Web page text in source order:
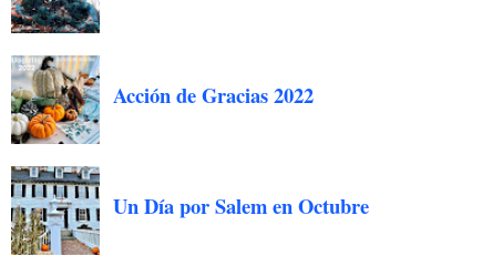
Acción de Gracias 2022
Un Día por Salem en Octubre